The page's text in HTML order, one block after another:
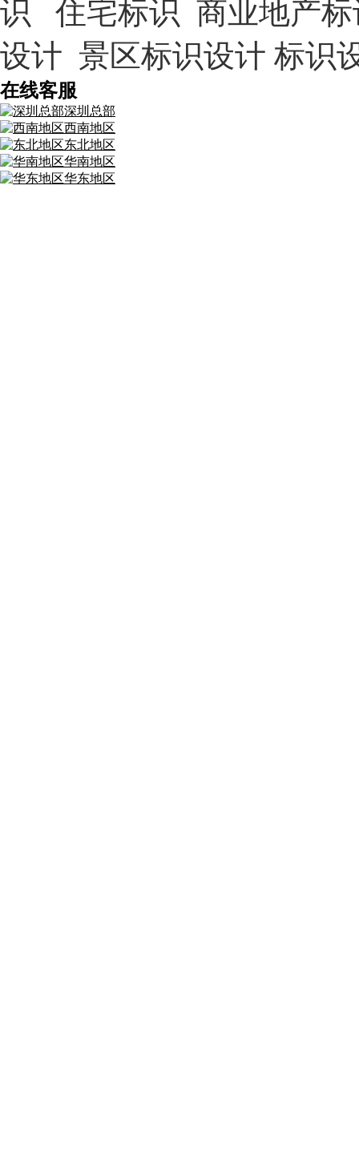
识 住宅标识 商业地产标
设计 景区标识设计 标识
在线客服
深圳总部
西南地区
东北地区
华南地区
华东地区